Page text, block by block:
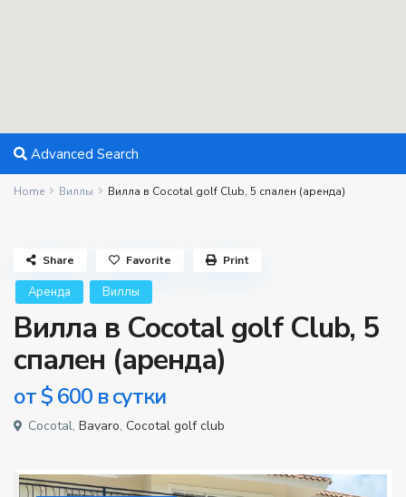
Advanced Search
Home Виллы Вилла в Cocotal golf Club, 5 спален (аренда)
Aренда Виллы
Вилла в Cocotal golf Club, 5
спален (аренда)
от$ 600 в сутки
Cocotal, Bavaro, Cocotal golf club
Share Favorite Print